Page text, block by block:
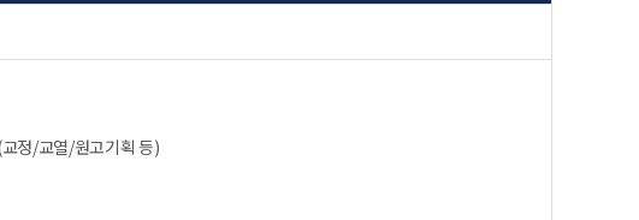
정/교열/원고기획 등)